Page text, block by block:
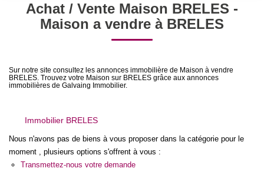
PROGRAMMES NEUFS
GESTION LOCATIVE
Qui Sommes-Nous
Notre Équipe
Type de bien
Budget max Plus de critères
Achat / Vente Maison BRELES -
Maison a vendre à BRELES
Sur notre site consultez les annonces immobilière de Maison à vendre
BRELES. Trouvez votre Maison sur BRELES grâce aux annonces
immobilières de Galvaing Immobilier.
Immobilier BRELES
Nous n'avons pas de biens à vous proposer dans la catégorie pour le
moment , plusieurs options s'offrent à vous :
Transmettez-nous votre demande